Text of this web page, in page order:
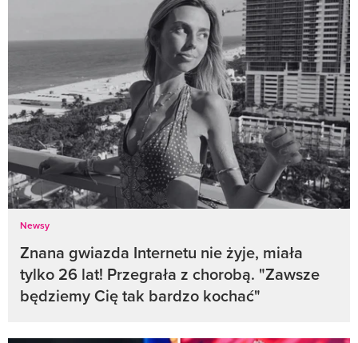
Newsy
Znana gwiazda Internetu nie żyje, miała
tylko 26 lat! Przegrała z chorobą. "Zawsze
będziemy Cię tak bardzo kochać"